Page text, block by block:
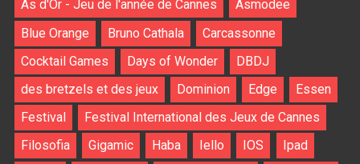
As d'Or - Jeu de l'année de Cannes
Asmodee
Blue Orange
Bruno Cathala
Carcassonne
Cocktail Games
Days of Wonder
DBDJ
des bretzels et des jeux
Dominion Edge
Essen
Festival
Festival International des Jeux de Cannes
Filosofia
Gigamic Haba Iello IOS Ipad